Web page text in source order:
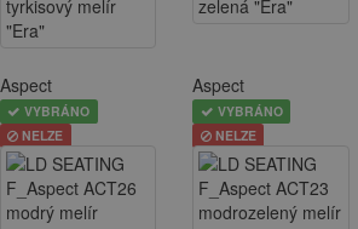
Aspect
VYBRÁNO
NELZE
Aspect
VYBRÁNO
NELZE